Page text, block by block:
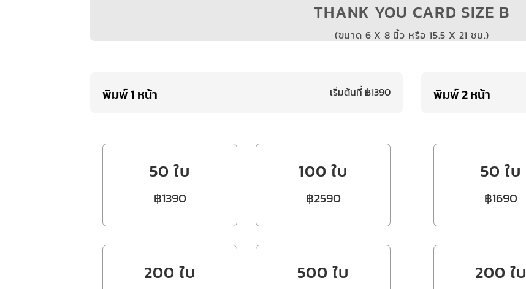
THANK YOU CARD SIZE B
(ขนาด 6 X 8 นิ้ว หรือ 15.5 X 21 ซม.)
พิมพ์ 1 หน้า เริ่มต้นที่ ฿1390
50 ใบ
฿1390
100 ใบ
฿2590
200 ใบ 500 ใบ
พิมพ์ 2 หน้า
50 ใบ
฿1690
200 ใบ